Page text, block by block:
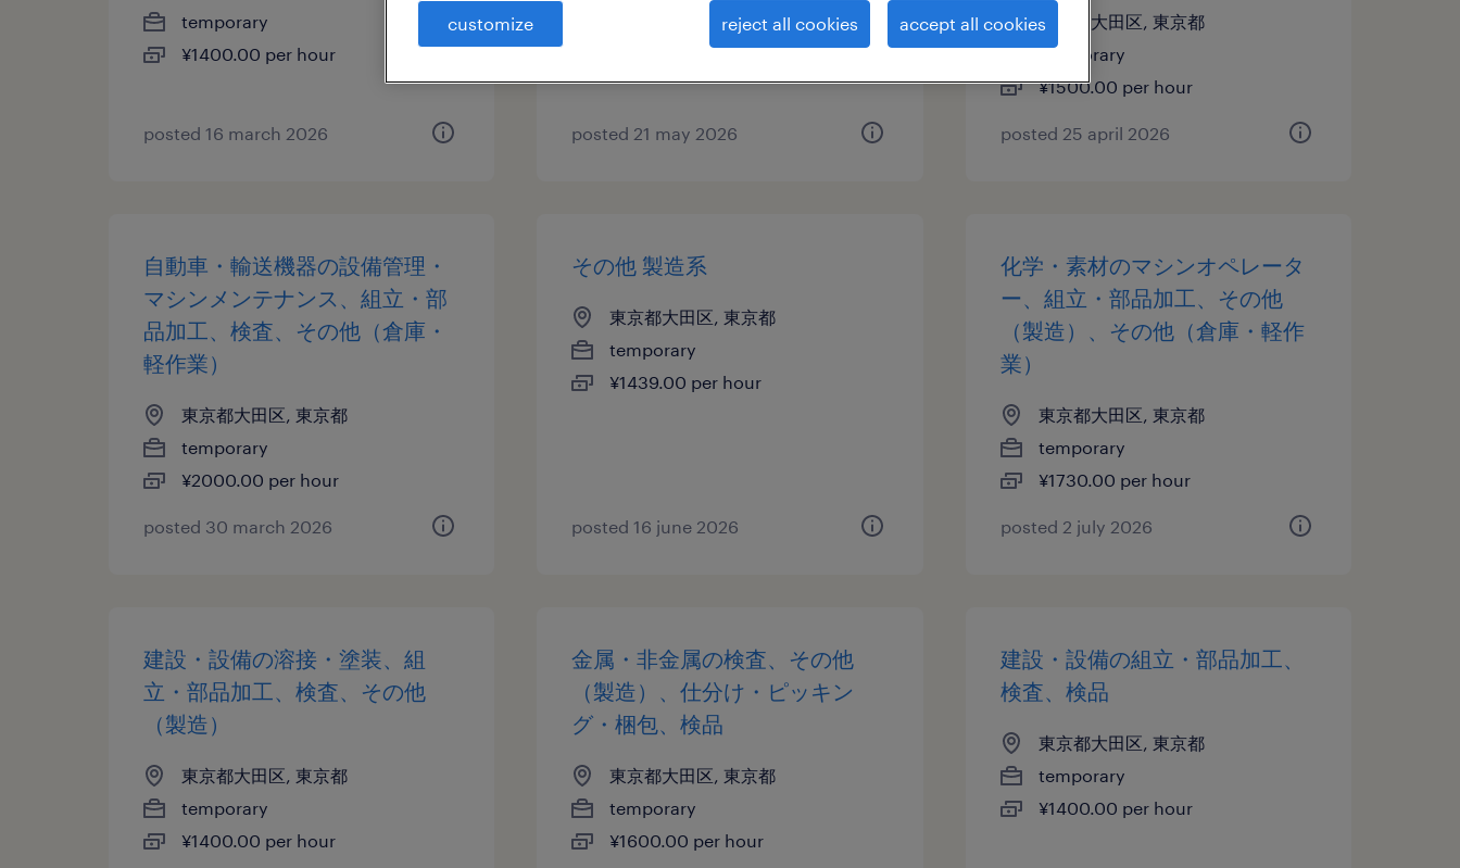
temporary
¥1400.00 per hour
posted 16 march 2026 posted 21 may 2026
東京都大田区, 東京都
temporary
¥1500.00 per hour
posted 25 april 2026
自動車・輸送機器の設備管理・
マシンメンテナンス、組立・部
品加工、検査、その他（倉庫・
軽作業）
東京都大田区, 東京都
temporary
¥2000.00 per hour
posted 30 march 2026
その他 製造系
東京都大田区, 東京都
temporary
¥1439.00 per hour
posted 16 june 2026
化学・素材のマシンオペレータ
ー、組立・部品加工、その他
（製造）、その他（倉庫・軽作
業）
東京都大田区, 東京都
temporary
¥1730.00 per hour
posted 2 july 2026
建設・設備の溶接・塗装、組
立・部品加工、検査、その他
（製造）
東京都大田区, 東京都
temporary
¥1400.00 per hour
金属・非金属の検査、その他
（製造）、仕分け・ピッキン
グ・梱包、検品
東京都大田区, 東京都
temporary
¥1600.00 per hour
建設・設備の組立・部品加工、
検査、検品
東京都大田区, 東京都
temporary
¥1400.00 per hour
customize reject all cookies accept all cookies